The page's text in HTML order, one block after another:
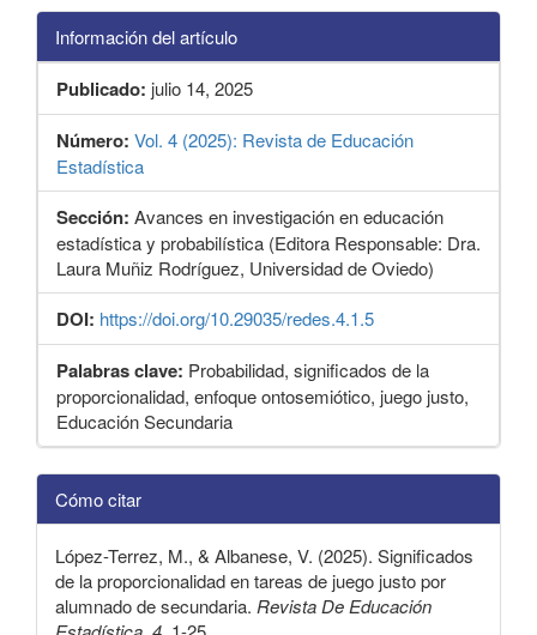
Información del artículo
Publicado: julio 14, 2025
Número: Vol. 4 (2025): Revista de Educación
Estadística
Sección: Avances en investigación en educación
estadística y probabilística (Editora Responsable: Dra.
Laura Muñiz Rodríguez, Universidad de Oviedo)
DOI: https://doi.org/10.29035/redes.4.1.5
Palabras clave: Probabilidad, significados de la
proporcionalidad, enfoque ontosemiótico, juego justo,
Educación Secundaria
Detalles
del
artículo
Cómo citar
López-Terrez, M., & Albanese, V. (2025). Significados
de la proporcionalidad en tareas de juego justo por
alumnado de secundaria. Revista De Educación